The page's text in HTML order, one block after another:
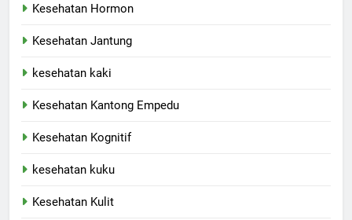
Kesehatan Hormon
Kesehatan Jantung
kesehatan kaki
Kesehatan Kantong Empedu
Kesehatan Kognitif
kesehatan kuku
Kesehatan Kulit